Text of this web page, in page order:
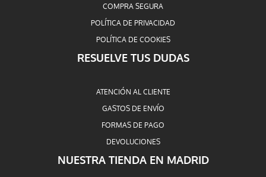
COMPRA SEGURA
POLÍTICA DE PRIVACIDAD
POLÍTICA DE COOKIES
RESUELVE TUS DUDAS
ATENCIÓN AL CLIENTE
GASTOS DE ENVÍO
FORMAS DE PAGO
DEVOLUCIONES
NUESTRA TIENDA EN MADRID